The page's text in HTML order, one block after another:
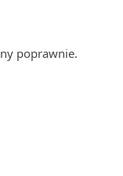
poprawnie.